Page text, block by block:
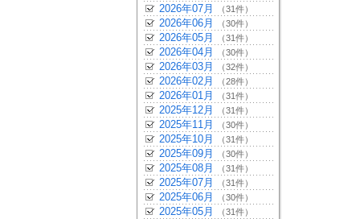
2026年07月 （31件）
2026年06月 （30件）
2026年05月 （31件）
2026年04月 （30件）
2026年03月 （32件）
2026年02月 （28件）
2026年01月 （31件）
2025年12月 （31件）
2025年11月 （30件）
2025年10月 （31件）
2025年09月 （30件）
2025年08月 （31件）
2025年07月 （31件）
2025年06月 （30件）
2025年05月 （31件）